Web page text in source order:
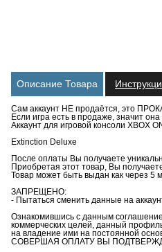
Описание Товара
Сам аккаунт НЕ продаётся, это
Если игра есть в продаже, значит
Аккаунт для игровой консоли XBOX
Extinction Deluxe
После оплаты Вы получаете
Приобретая этот товар, Вы
Товар может быть выдан как через 5
ЗАПРЕЩЕНО:
- Пытаться сменить данные на
Ознакомившись с данным
коммерческих целей, данный
на владение ими на постоянной
СОВЕРШАЯ ОПЛАТУ ВЫ